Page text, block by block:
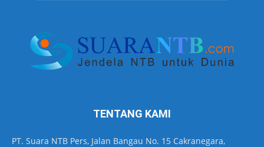
TENTANG KAMI
PT. Suara NTB Pers, Jalan Bangau No. 15 Cakranegara,